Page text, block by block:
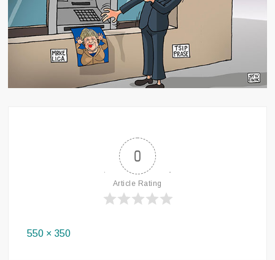
0
Article Rating
Full
550 × 350